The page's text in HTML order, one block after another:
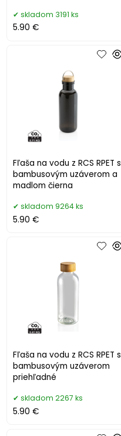
skladom 3191 ks
5.90 €
Fľaša na vodu z RCS RPET s
bambusovým uzáverom a
madlom čierna
skladom 9264 ks
5.90 €
Fľaša na vodu z RCS RPET s
bambusovým uzáverom
priehľadné
skladom 2267 ks
5.90 €